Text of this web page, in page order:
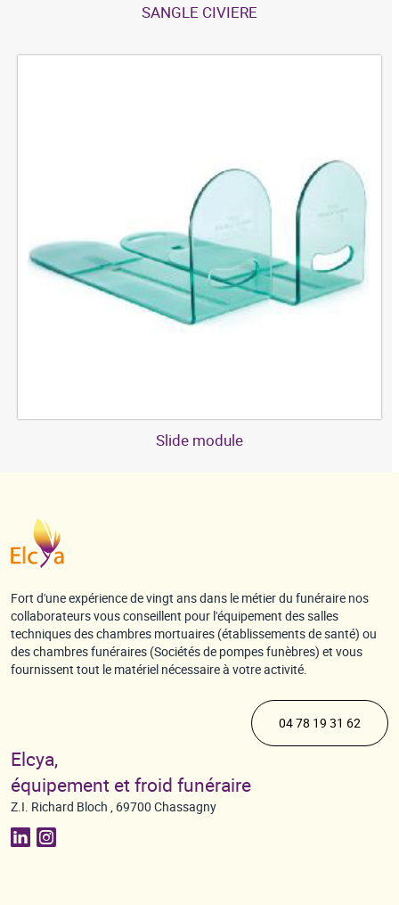
SANGLE CIVIERE
Slide module
Fort d'une expérience de vingt ans dans le métier du funéraire nos
collaborateurs vous conseillent pour l'équipement des salles
techniques des chambres mortuaires (établissements de santé) ou
des chambres funéraires (Sociétés de pompes funèbres) et vous
fournissent tout le matériel nécessaire à votre activité.
04 78 19 31 62
Elcya,
équipement et froid funéraire
Z.I. Richard Bloch , 69700 Chassagny